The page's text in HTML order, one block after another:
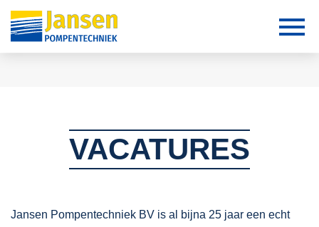
VACATURES
Jansen Pompentechniek BV is al bijna 25 jaar een echt